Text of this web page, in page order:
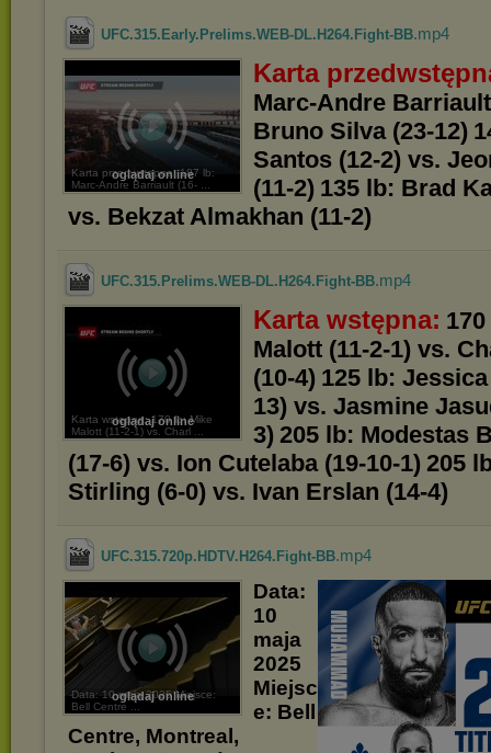
UFC.315.Early.Prelims.WEB-DL.H264.Fight-BB.mp4
oglądaj online
Karta przedwstępna: 187 lb:
Marc-Andre Barriault (16- ...
Karta
Marc-Andre
Bruno Silva (23-12)
Santos (12-2) vs.
(11-2) 135 lb: Brad
vs. Bekzat Almakhan (11-2)
UFC.315.Prelims.WEB-DL.H264.Fight-BB.mp4
oglądaj online
Karta wstępna: 170 lb: Mike
Malott (11-2-1) vs. Charl ...
Karta wstępna:
Malott (11-2-1) vs.
(10-4) 125 lb:
13) vs. Jasmine
3) 205 lb: Modestas
(17-6) vs. Ion Cutelaba (19-10-1) 205
Stirling (6-0) vs. Ivan Erslan (14-4)
UFC.315.720p.HDTV.H264.Fight-BB.mp4
oglądaj online
Data: 10 maja 2025 Miejsce:
Bell Centre ...
Data:
10
maja
2025
Miejsc
e: Bell
Centre, Montreal,